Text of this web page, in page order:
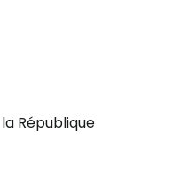
République